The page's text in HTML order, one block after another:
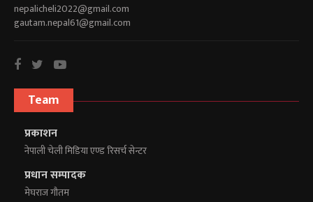
nepalicheli2022@gmail.com
gautam.nepal61@gmail.com
Team
प्रकाशन
नेपाली चेली मिडिया एण्ड रिसर्च सेन्टर
प्रधान सम्पादक
मेघराज गौतम